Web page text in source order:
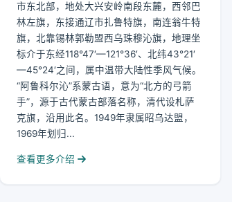
市东北部，地处大兴安岭南段东麓，西邻巴
林左旗，东接通辽市扎鲁特旗，南连翁牛特
旗，北靠锡林郭勒盟西乌珠穆沁旗，地理坐
标介于东经118°47′—121°36′、北纬43°21′
—45°24′之间，属中温带大陆性季风气候。
“阿鲁科尔沁”系蒙古语，意为“北方的弓箭
手”，源于古代蒙古部落名称，清代设札萨
克旗，沿用此名。1949年隶属昭乌达盟，
1969年划归...
查看更多介绍